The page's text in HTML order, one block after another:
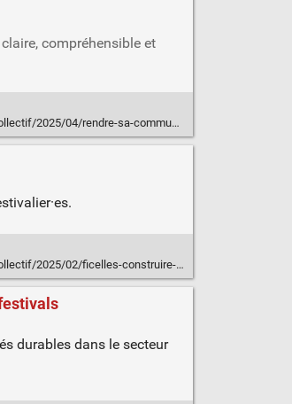
compréhensible et
accessible-aux-personnes-en-situation-de-handicap/
sa-page-web-comment-venir-au-festival/
durables dans le secteur